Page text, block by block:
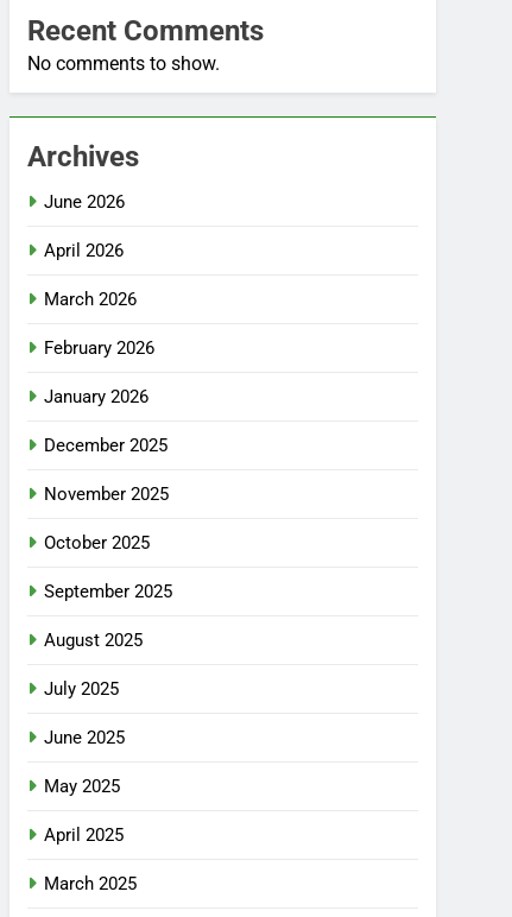
Recent Comments
No comments to show.
Archives
June 2026
April 2026
March 2026
February 2026
January 2026
December 2025
November 2025
October 2025
September 2025
August 2025
July 2025
June 2025
May 2025
April 2025
March 2025